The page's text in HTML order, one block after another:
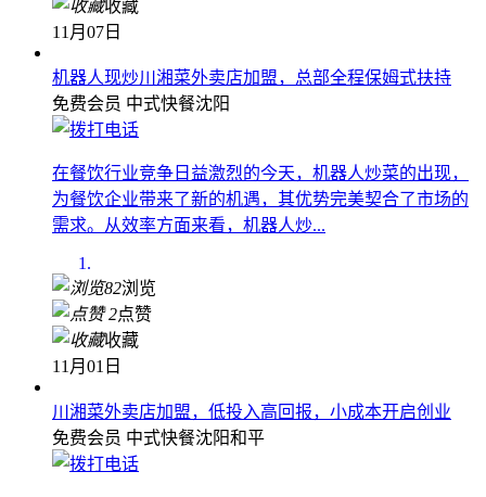
收藏
11月07日
机器人现炒川湘菜外卖店加盟，总部全程保姆式扶持
免费会员 中式快餐沈阳
在餐饮行业竞争日益激烈的今天，机器人炒菜的出现，
为餐饮企业带来了新的机遇，其优势完美契合了市场的
需求。​从效率方面来看，机器人炒...
82浏览
2点赞
收藏
11月01日
川湘菜外卖店加盟，低投入高回报，小成本开启创业
免费会员 中式快餐沈阳和平